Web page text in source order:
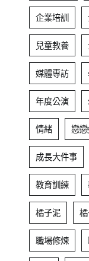
企業培訓
兒童教養
媒體專訪
年度公演
情緒 戀
成長大件事
教育訓練
橘子泥
職場修煉